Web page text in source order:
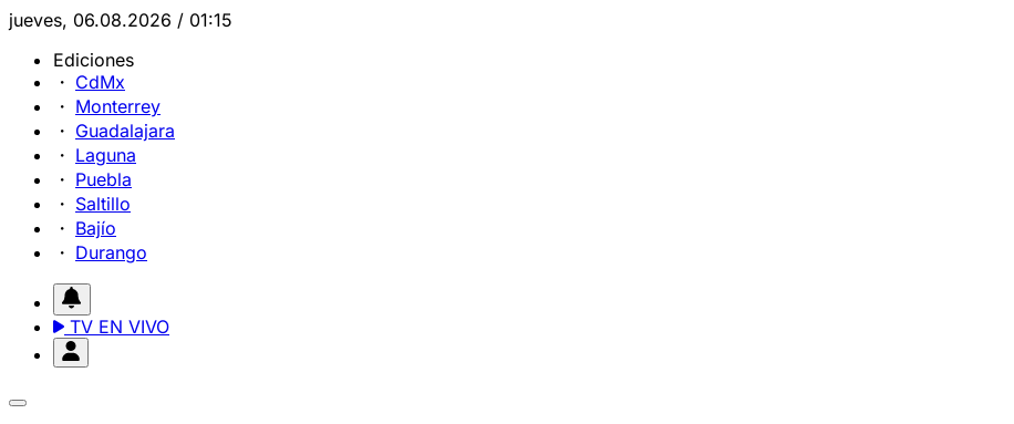
jueves, 06.08.2026 / 01:15
Ediciones
CdMx
Monterrey
Guadalajara
Laguna
Puebla
Saltillo
Bajío
Durango
TV EN VIVO